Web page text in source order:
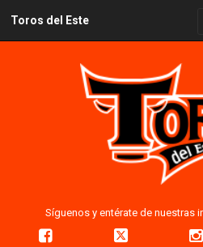
Toros del Este
Síguenos y entérate de nuestras